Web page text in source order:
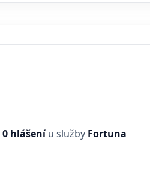
0 hlášeníu služby Fortuna